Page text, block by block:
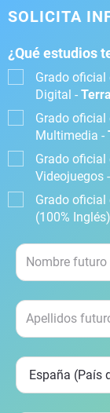
SOLICITA
¿Qué estudios
Grado oficial
Digital -
Grado oficial
Multimedia -
Grado oficial
Videojuegos -
Grado oficial
(100%